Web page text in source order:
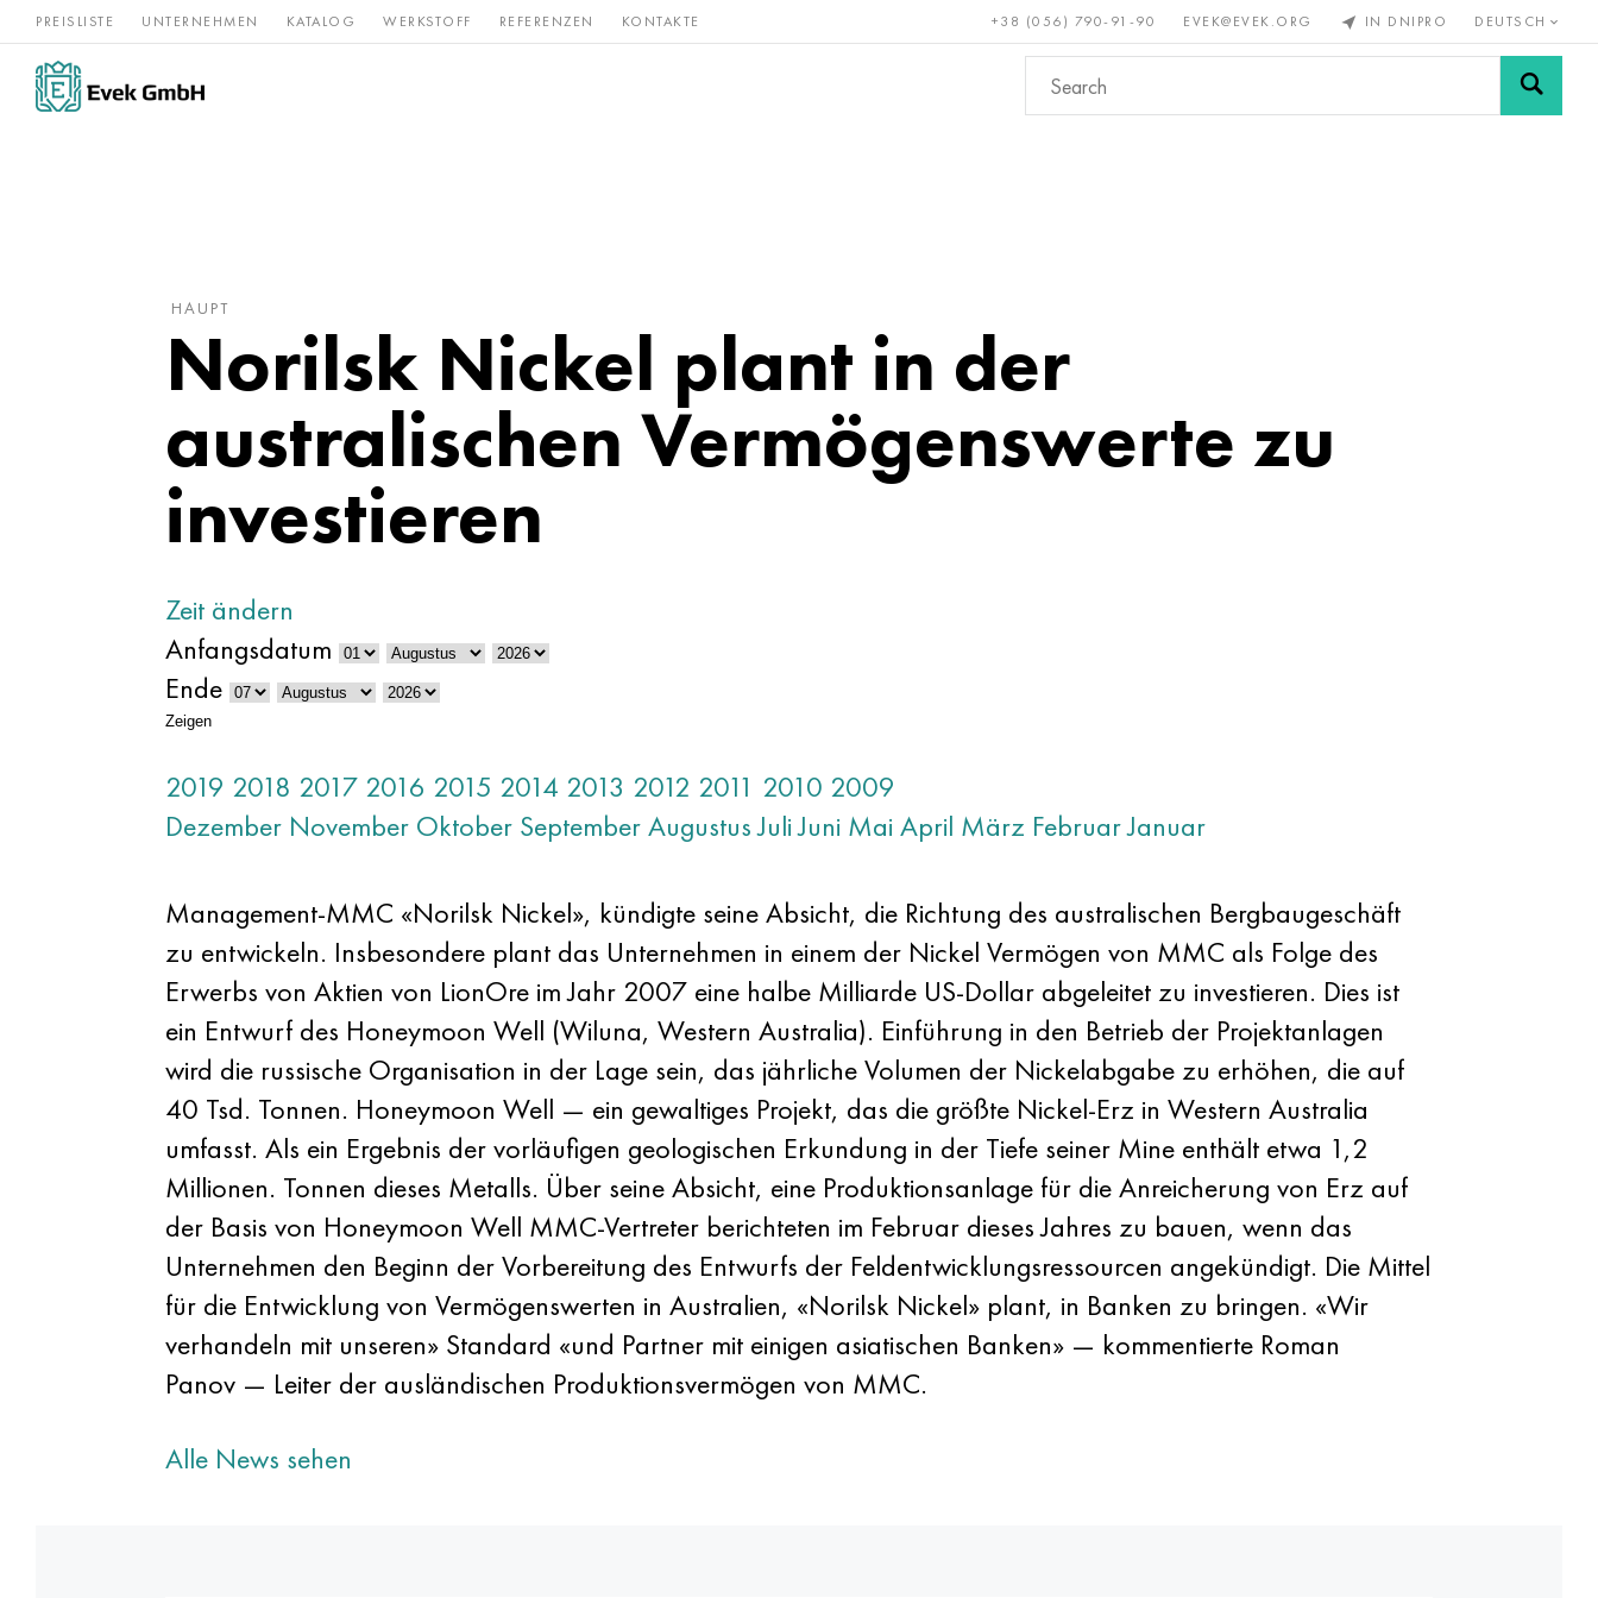
PREISLISTE UNTERNEHMEN KATALOG WERKSTOFF REFERENZEN KONTAKTE +38 (056) 790-91-90 EVEK@EVEK.ORG IN DNIPRO DEUTSCH
Nickel Rostfreier Seltene Erden & Bronze, Kupfer, Nichteisenmetalle Stahl Drahtgewebe &
HAUPT
Norilsk Nickel plant in der
australischen Vermögenswerte zu
investieren
Zeit ändern
Anfangsdatum
Ende
Zeigen
2019 2018 2017 2016 2015 2014 2013 2012 2011 2010 2009
Dezember November Oktober SeptemberAugustus Juli Juni Mai April März FebruarJanuar
Management-MMC «Norilsk Nickel», kündigte seine Absicht, die Richtung des australischen Bergbaugeschäft
zu entwickeln. Insbesondere plant das Unternehmen in einem der Nickel Vermögen von MMC als Folge des
Erwerbs von Aktien von LionOre im Jahr 2007 eine halbe Milliarde US-Dollar abgeleitet zu investieren. Dies ist
ein Entwurf des Honeymoon Well (Wiluna, Western Australia). Einführung in den Betrieb der Projektanlagen
wird die russische Organisation in der Lage sein, das jährliche Volumen der Nickelabgabe zu erhöhen, die auf
40 Tsd. Tonnen. Honeymoon Well — ein gewaltiges Projekt, das die größte Nickel-Erz in Western Australia
umfasst. Als ein Ergebnis der vorläufigen geologischen Erkundung in der Tiefe seiner Mine enthält etwa 1,2
Millionen. Tonnen dieses Metalls. Über seine Absicht, eine Produktionsanlage für die Anreicherung von Erz auf
der Basis von Honeymoon Well MMC-Vertreter berichteten im Februar dieses Jahres zu bauen, wenn das
Unternehmen den Beginn der Vorbereitung des Entwurfs der Feldentwicklungsressourcen angekündigt. Die Mittel
für die Entwicklung von Vermögenswerten in Australien, «Norilsk Nickel» plant, in Banken zu bringen. «Wir
verhandeln mit unseren» Standard «und Partner mit einigen asiatischen Banken» — kommentierte Roman
Panov — Leiter der ausländischen Produktionsvermögen von MMC.
Alle News sehen